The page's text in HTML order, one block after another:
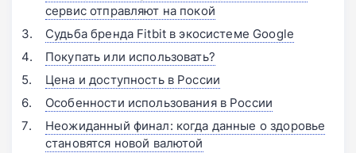
сервис отправляют на покой
Судьба бренда Fitbit в экосистеме Google
Покупать или использовать?
Цена и доступность в России
Особенности использования в России
Неожиданный финал: когда данные о здоровье
становятся новой валютой